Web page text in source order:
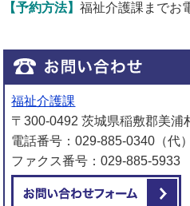
【予約方法】福祉介護課までお
福祉介護課
〒300-0492 茨城県稲敷郡美浦
電話番号：029-885-0340（代）
ファクス番号：029-885-5933